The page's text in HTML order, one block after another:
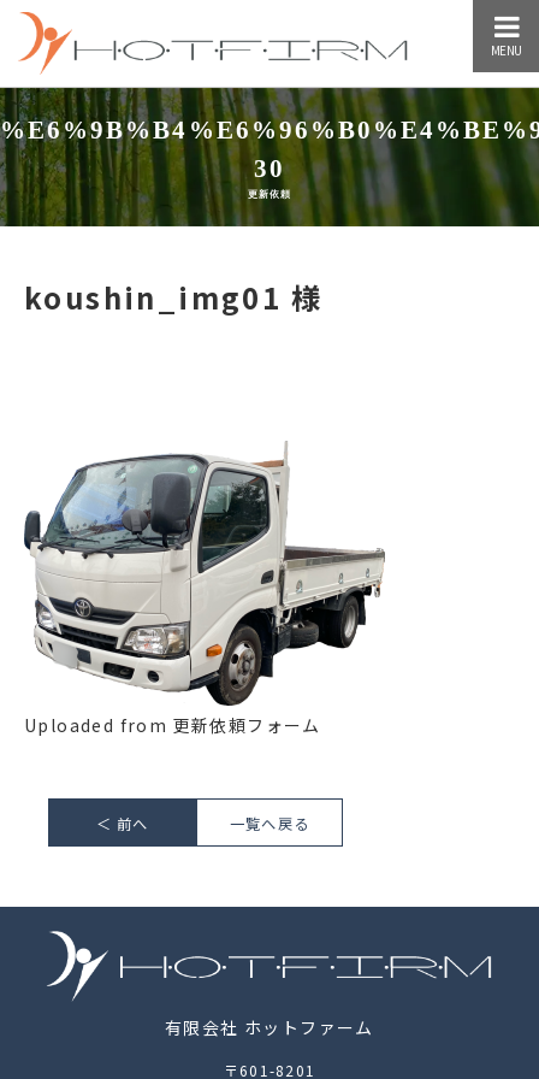
MENU
30
更新依頼
koushin_img01 様
Uploaded from 更新依頼フォーム
＜ 前へ 一覧へ戻る
有限会社 ホットファーム
〒601-8201